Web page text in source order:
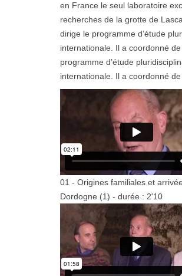
en France le seul laboratoire
recherches de la grotte de
dirige le programme d’étude
internationale. Il a coordonné
programme d’étude
internationale. Il a coordonné
01 - Origines familiales et
Dordogne (1) - durée : 2'10